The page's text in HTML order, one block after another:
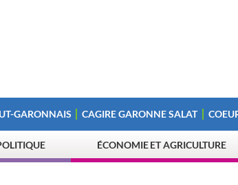
GARONNAIS CAGIRE GARONNE SALAT
ÉCONOMIE ET AGRICULTURE